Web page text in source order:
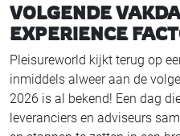
VOLGENDE
EXPERIENCE
Pleisureworld kijkt terug op
inmiddels alweer aan de
2026 is al bekend! Een dag
leveranciers en adviseurs